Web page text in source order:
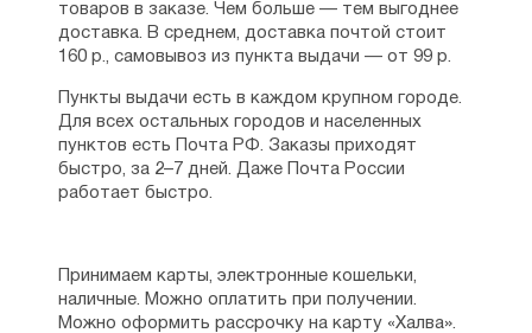
товаров в заказе. Чем больше — тем выгоднее
доставка. В среднем, доставка почтой стоит
160 р., самовывоз из пункта выдачи — от 99 р.
Пункты выдачи есть в каждом крупном городе.
Для всех остальных городов и населенных
пунктов есть Почта РФ. Заказы приходят
быстро, за 2–7 дней. Даже Почта России
работает быстро.
Принимаем карты, электронные кошельки,
наличные. Можно оплатить при получении.
Можно оформить рассрочку на карту «Халва».